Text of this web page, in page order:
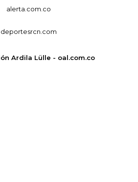
alerta.com.co
deportesrcn.com
Ardila Lülle - oal.com.co